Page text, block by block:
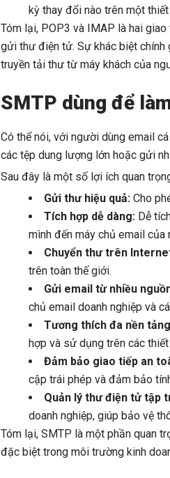
kỳ thay đổi nào trên một
Tóm lại, POP3 và IMAP là hai
gửi thư điện tử. Sự khác biệt chính
truyền tải thư từ máy khách của
SMTP dùng để
Có thể nói, với người dùng email
các tệp dung lượng lớn hoặc gửi
Sau đây là một số lợi ích quan
Gửi thư hiệu quả: Cho
Tích hợp dễ dàng: Dễ
mình đến máy chủ email của
Chuyển thư trên
trên toàn thế giới.
Gửi email từ nhiều
chủ email doanh nghiệp và
Tương thích đa nền
hợp và sử dụng trên các thiết
Đảm bảo giao tiếp an
cập trái phép và đảm bảo
Quản lý thư điện tử tập
doanh nghiệp, giúp bảo vệ
Tóm lại, SMTP là một phần quan
đặc biệt trong môi trường kinh